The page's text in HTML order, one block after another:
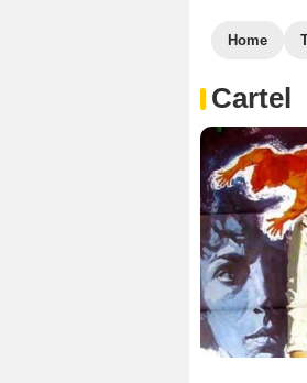
Home
Cartel